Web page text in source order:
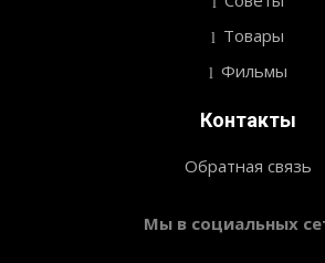
Товары
Фильмы
Контакты
Обратная связь
Мы в социальных